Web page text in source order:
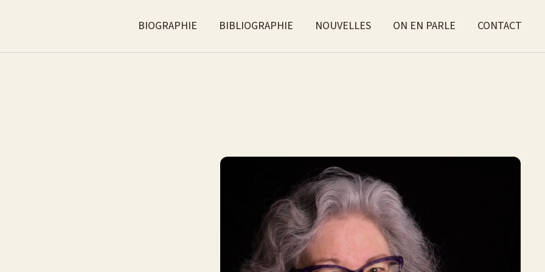
BIOGRAPHIE BIBLIOGRAPHIE NOUVELLES ON EN PARLE CONTACT